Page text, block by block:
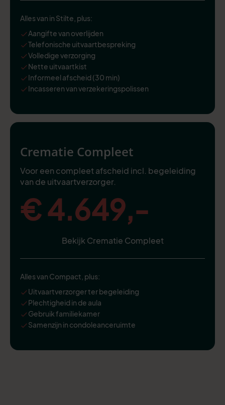
Alles van in Stilte, plus:
Aangifte van overlijden
Telefonische uitvaartbespreking
Volledige verzorging
Nette uitvaartkist
Informeel afscheid (30 min)
Incasseren van verzekeringspolissen
Crematie Compleet
Voor een compleet afscheid incl. begeleiding
van de uitvaartverzorger.
€ 4.649,-
Bekijk Crematie Compleet
Alles van Compact, plus:
Uitvaartverzorger ter begeleiding
Plechtigheid in de aula
Gebruik familiekamer
Samenzijn in condoleanceruimte